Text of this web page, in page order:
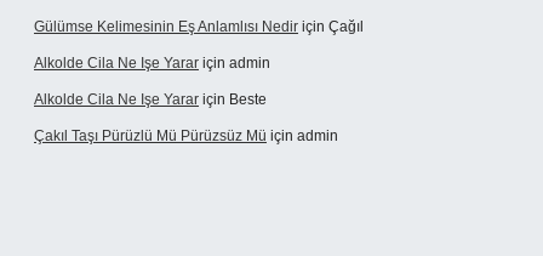
Gülümse Kelimesinin Eş Anlamlısı Nedir için Çağıl
Alkolde Cila Ne Işe Yarar için admin
Alkolde Cila Ne Işe Yarar için Beste
Çakıl Taşı Pürüzlü Mü Pürüzsüz Mü için admin